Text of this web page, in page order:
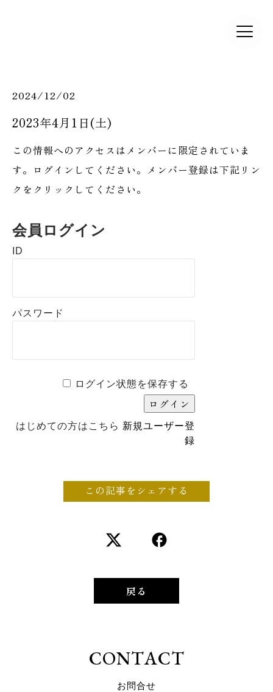
2024/12/02
2023年4月1日(土)
この情報へのアクセスはメンバーに限定されていま
す。ログインしてください。メンバー登録は下記リン
クをクリックしてください。
会員ログイン
ID
パスワード
ログイン状態を保存する
はじめての方はこちら 新規ユーザー登
録
この記事をシェアする
戻る
CONTACT
お問合せ